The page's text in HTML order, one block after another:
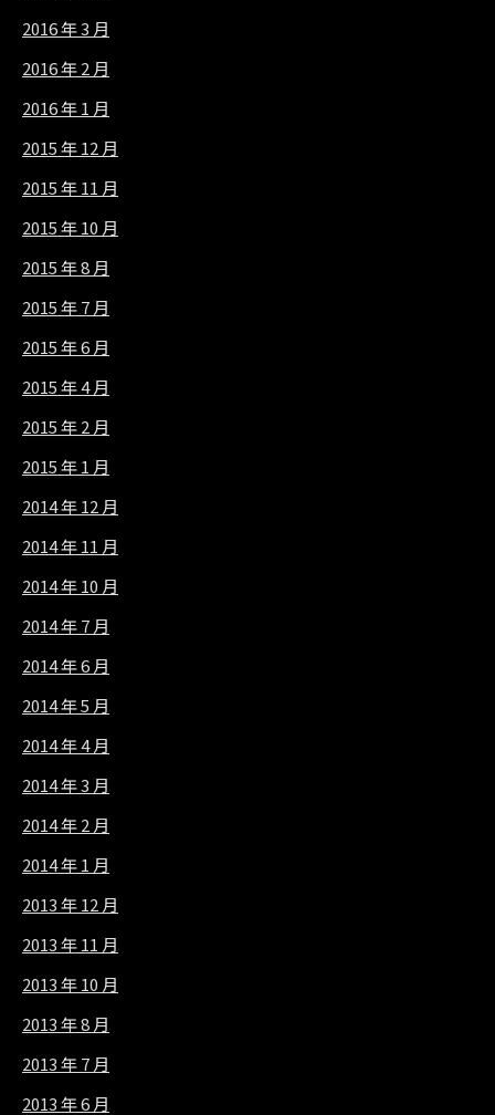
2016 年 3 月
2016 年 2 月
2016 年 1 月
2015 年 12 月
2015 年 11 月
2015 年 10 月
2015 年 8 月
2015 年 7 月
2015 年 6 月
2015 年 4 月
2015 年 2 月
2015 年 1 月
2014 年 12 月
2014 年 11 月
2014 年 10 月
2014 年 7 月
2014 年 6 月
2014 年 5 月
2014 年 4 月
2014 年 3 月
2014 年 2 月
2014 年 1 月
2013 年 12 月
2013 年 11 月
2013 年 10 月
2013 年 8 月
2013 年 7 月
2013 年 6 月